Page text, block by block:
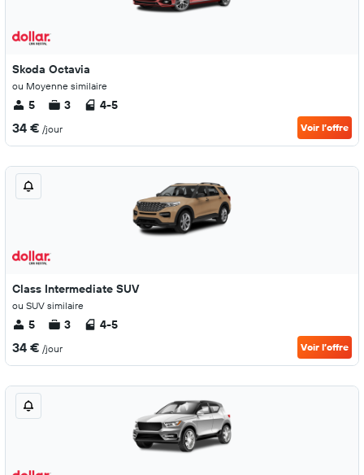
Skoda Octavia
ou Moyenne similaire
5 3 4-5
34 € /jour Voir l’offre
Class Intermediate SUV
ou SUV similaire
5 3 4-5
34 € /jour Voir l’offre